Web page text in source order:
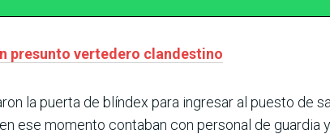
presunto vertedero clandestino
la puerta de blíndex para ingresar al puesto de
ese momento contaban con personal de